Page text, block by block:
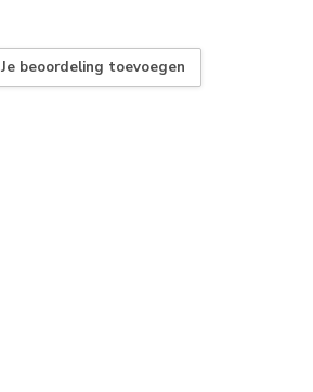
Je beoordeling toevoegen